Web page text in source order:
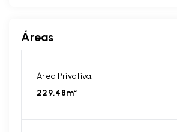
Áreas
Área Privativa:
229,48m²